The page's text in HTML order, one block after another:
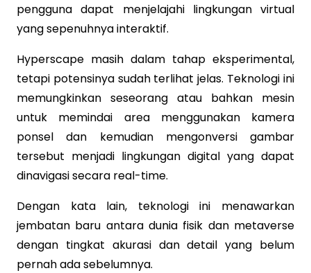
pengguna dapat menjelajahi lingkungan virtual
yang sepenuhnya interaktif.
Hyperscape masih dalam tahap eksperimental,
tetapi potensinya sudah terlihat jelas. Teknologi ini
memungkinkan seseorang atau bahkan mesin
untuk memindai area menggunakan kamera
ponsel dan kemudian mengonversi gambar
tersebut menjadi lingkungan digital yang dapat
dinavigasi secara real-time.
Dengan kata lain, teknologi ini menawarkan
jembatan baru antara dunia fisik dan metaverse
dengan tingkat akurasi dan detail yang belum
pernah ada sebelumnya.